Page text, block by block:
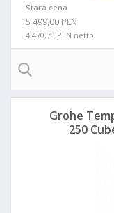
Stara cena
5 499,00 PLN
4 470,73 PLN netto
Grohe
250